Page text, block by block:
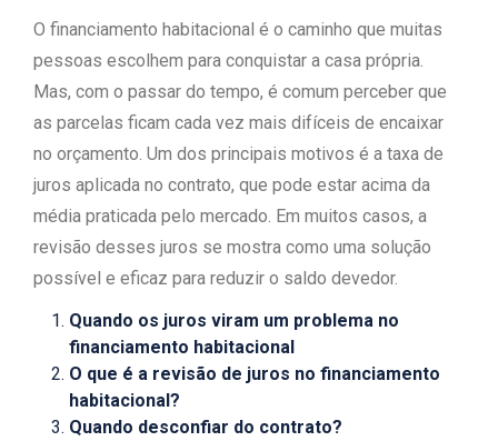
O financiamento habitacional é o caminho que muitas
pessoas escolhem para conquistar a casa própria.
Mas, com o passar do tempo, é comum perceber que
as parcelas ficam cada vez mais difíceis de encaixar
no orçamento. Um dos principais motivos é a taxa de
juros aplicada no contrato, que pode estar acima da
média praticada pelo mercado. Em muitos casos, a
revisão desses juros se mostra como uma solução
possível e eficaz para reduzir o saldo devedor.
Quando os juros viram um problema no
financiamento habitacional
O que é a revisão de juros no financiamento
habitacional?
Quando desconfiar do contrato?